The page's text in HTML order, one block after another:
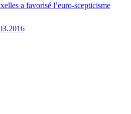
a favorisé l’euro-scepticisme